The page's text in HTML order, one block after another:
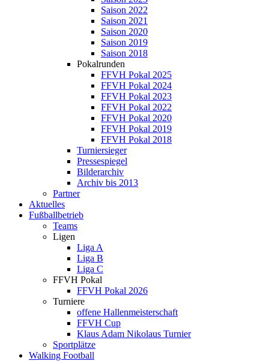
Saison 2022
Saison 2021
Saison 2020
Saison 2019
Saison 2018
Pokalrunden
FFVH Pokal 2025
FFVH Pokal 2024
FFVH Pokal 2023
FFVH Pokal 2022
FFVH Pokal 2020
FFVH Pokal 2019
FFVH Pokal 2018
Turniersieger
Pressespiegel
Bilderarchiv
Archiv bis 2013
Partner
Aktuelles
Fußballbetrieb
Teams
Ligen
Liga A
Liga B
Liga C
FFVH Pokal
FFVH Pokal 2026
Turniere
offene Hallenmeisterschaft
FFVH Cup
Klaus Adam Nikolaus Turnier
Sportplätze
Walking Football